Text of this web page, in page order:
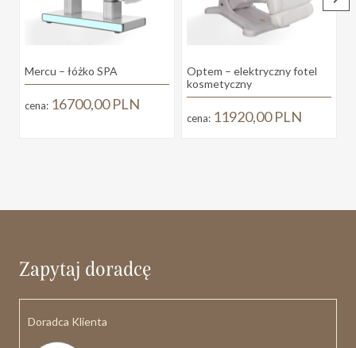
Mercu – łóżko SPA
cena: 16700,00PLN
Optem – elektryczny fotel
kosmetyczny
cena: 11920,00PLN
Zapytaj doradcę
Doradca Klienta